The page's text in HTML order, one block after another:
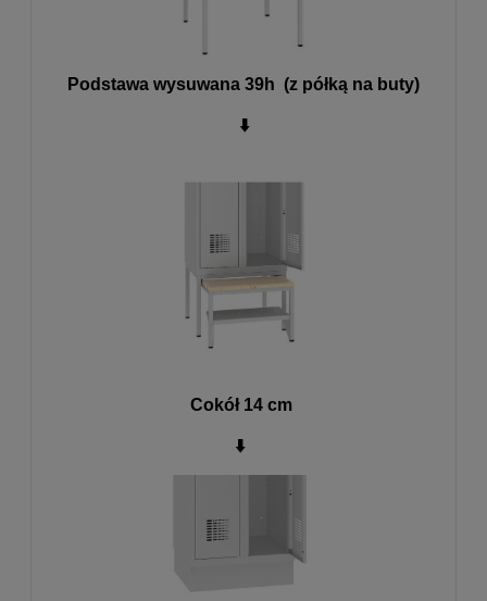
Podstawa wysuwana 39h (z półką na buty)
⬇️
Cokół 14 cm
⬇️